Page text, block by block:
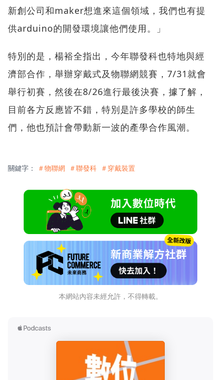
新創公司和maker想進來這個領域，我們也有提
供arduino的開發環境讓他們使用。」
特別的是，楊裕全指出，今年聯發科也特地與經
濟部合作，舉辦穿戴式及物聯網競賽，7/31就會
舉行初賽，然後在8/26進行最後決賽，據了解，
目前各方反應皆不錯，特別是許多學校的師生
們，他也預計會帶動新一波的產學合作風潮。
關鍵字： ＃物聯網 ＃聯發科 ＃穿戴裝置
本網站內容未經允許，不得轉載。